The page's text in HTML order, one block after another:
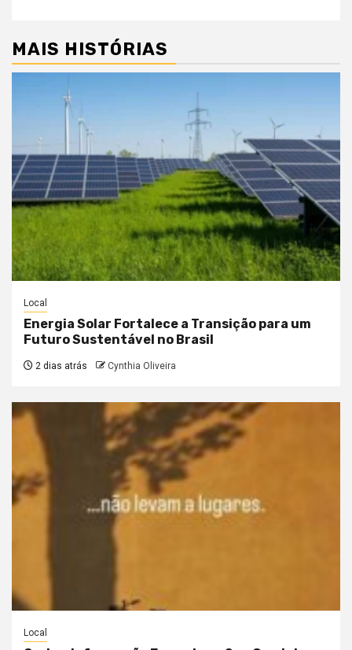
MAIS HISTÓRIAS
Local
Energia Solar Fortalece a Transição para um
Futuro Sustentável no Brasil
2 dias atrás Cynthia Oliveira
Local